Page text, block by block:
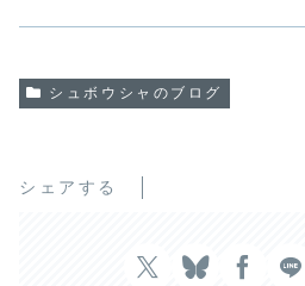
シュボウシャのブログ
シェアする